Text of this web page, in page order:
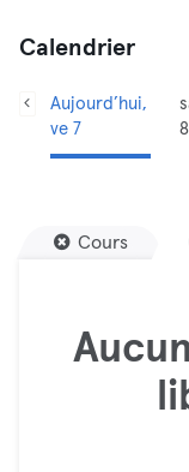
Calendrier
Aujourd’hui,
ve 7
8
Cours